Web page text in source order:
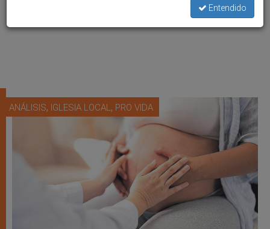
ANÁLISIS, IGLESIA LOCAL, PRO VIDA
Entendido